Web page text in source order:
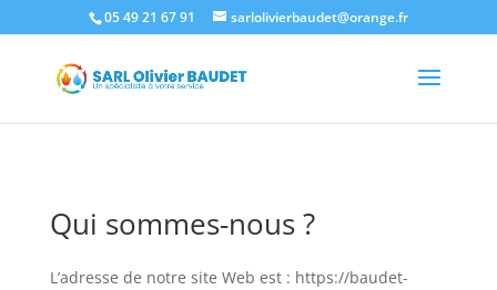
05 49 21 67 91 sarlolivierbaudet@orange.fr
Qui sommes-nous ?
L’adresse de notre site Web est : https://baudet-